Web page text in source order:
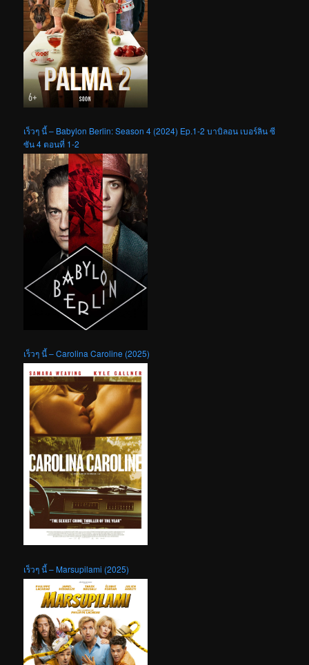
เร็วๆ นี้ – Babylon Berlin: Season 4 (2024) Ep.1-2 บาบิลอน เบอร์ลิน ซี
ซัน 4 ตอนที่ 1-2
เร็วๆ นี้ – Carolina Caroline (2025)
เร็วๆ นี้ – Marsupilami (2025)